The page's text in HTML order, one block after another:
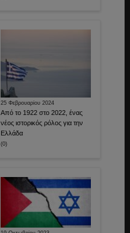
25 Φεβρουαρίου 2024
Από το 1922 στο 2022, ένας
νέος ιστορικός ρόλος για την
Ελλάδα
(0)